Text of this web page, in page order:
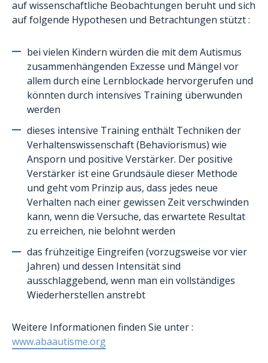
auf wissenschaftliche Beobachtungen beruht und sich
auf folgende Hypothesen und Betrachtungen stützt :
bei vielen Kindern würden die mit dem Autismus
zusammenhängenden Exzesse und Mängel vor
allem durch eine Lernblockade hervorgerufen und
könnten durch intensives Training überwunden
werden
dieses intensive Training enthält Techniken der
Verhaltenswissenschaft (Behaviorismus) wie
Ansporn und positive Verstärker. Der positive
Verstärker ist eine Grundsäule dieser Methode
und geht vom Prinzip aus, dass jedes neue
Verhalten nach einer gewissen Zeit verschwinden
kann, wenn die Versuche, das erwartete Resultat
zu erreichen, nie belohnt werden
das frühzeitige Eingreifen (vorzugsweise vor vier
Jahren) und dessen Intensität sind
ausschlaggebend, wenn man ein vollständiges
Wiederherstellen anstrebt
Weitere Informationen finden Sie unter :
www.abaautisme.org